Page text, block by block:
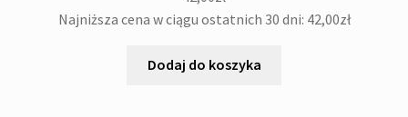
Najniższa cena w ciągu ostatnich 30 dni: 42,00zł
Dodaj do koszyka